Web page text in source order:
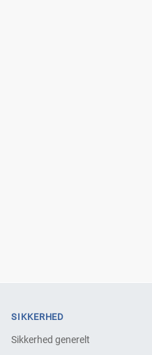
SIKKERHED
Sikkerhed generelt